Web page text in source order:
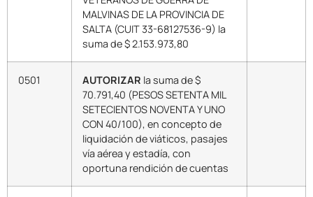
MALVINAS DE LA PROVINCIA DE
SALTA (CUIT 33-68127536-9) la
suma de $ 2.153.973,80
0501 AUTORIZAR la suma de $
70.791,40 (PESOS SETENTA MIL
SETECIENTOS NOVENTA Y UNO
CON 40/100), en concepto de
liquidación de viáticos, pasajes
vía aérea y estadía, con
oportuna rendición de cuentas